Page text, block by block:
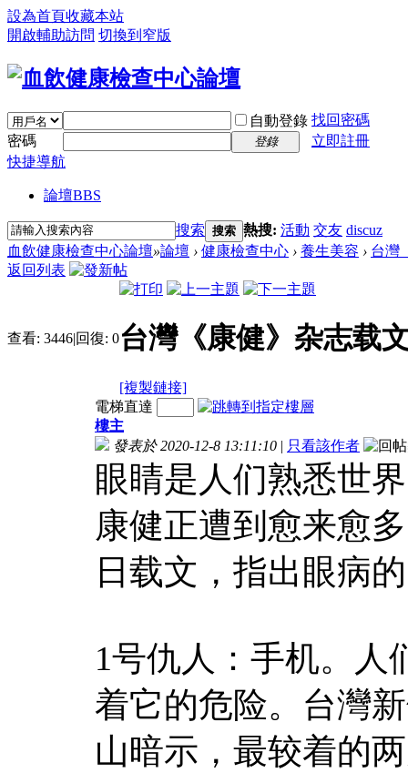
設為首頁收藏本站
開啟輔助訪問 切換到窄版
自動登錄 找回密碼
密碼
登錄
立即註冊
快捷導航
論壇BBS
搜索 搜索 熱搜: 活動 交友 discuz
血飲健康檢查中心論壇»論壇 › 健康檢查中心 › 養生美容 › 台灣
返回列表
查看: 3446|回復: 0台灣《康健》杂志载
[複製鏈接]
電梯直達
樓主
發表於 2020-12-8 13:11:10 | 只看該作者
眼睛是人们熟悉世
康健正遭到愈来愈
日载文，指出眼病
1号仇人：手机。人
着它的危险。台灣
山暗示，最较着的